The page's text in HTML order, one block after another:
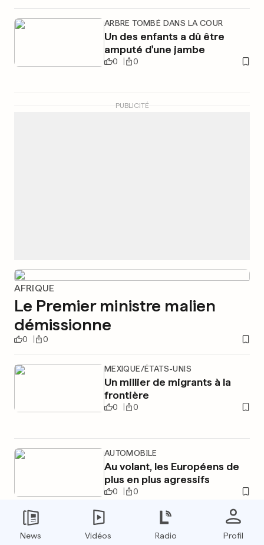
ARBRE TOMBÉ DANS LA COUR
Un des enfants a dû être
amputé d'une jambe
0 0
PUBLICITÉ
AFRIQUE
Le Premier ministre malien
démissionne
0 0
MEXIQUE/ÉTATS-UNIS
Un millier de migrants à la
frontière
0 0
AUTOMOBILE
Au volant, les Européens de
plus en plus agressifs
0 0
News Vidéos Radio Profil